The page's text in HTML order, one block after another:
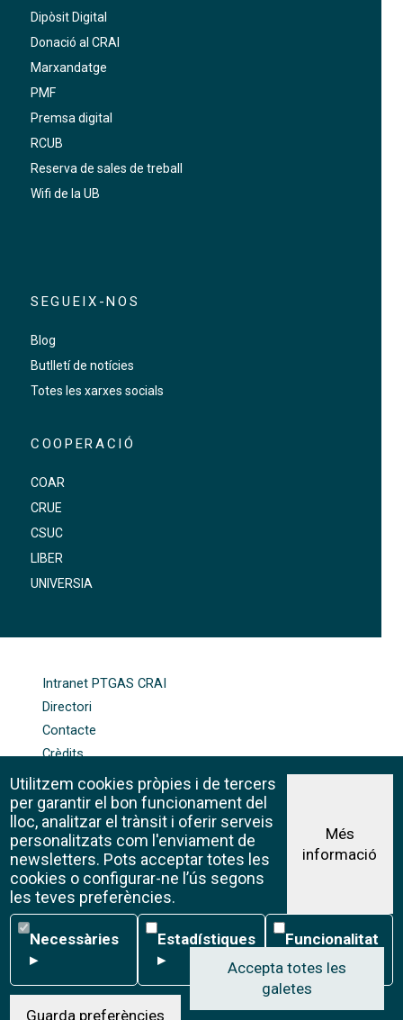
Dipòsit Digital
Donació al CRAI
Marxandatge
PMF
Premsa digital
RCUB
Reserva de sales de treball
Wifi de la UB
SEGUEIX-NOS
Blog
Butlletí de notícies
Totes les xarxes socials
COOPERACIÓ
COAR
CRUE
CSUC
LIBER
UNIVERSIA
Intranet PTGAS CRAI
Directori
Contacte
Crèdits
Mapa web
Política de galetes
Avís legal
©CRAI Universitat de Barcelona
Creative Commons 4.0
Utilitzem cookies pròpies i de tercers
per garantir el bon funcionament del
lloc, analitzar el trànsit i oferir serveis
personalitzats com l'enviament de
newsletters. Pots acceptar totes les
cookies o configurar-ne l’ús segons
les teves preferències.
Més
informació
Necessàries
Necessàries
▸
Estadístiques
Estadístiques
▸
Funcionalitat
Funcionalitat
▸
Guarda preferències
Accepta totes les
galetes